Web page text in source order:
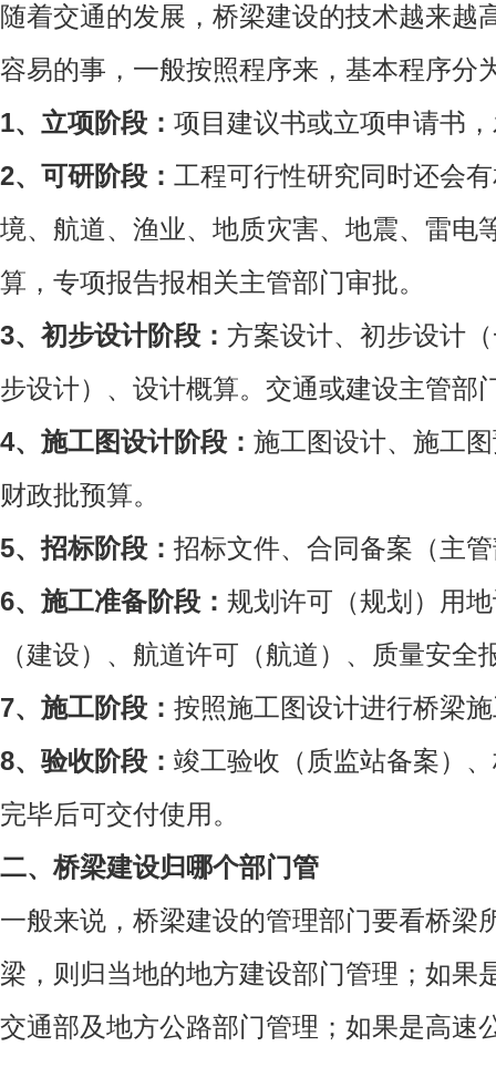
随着交通的发展，桥梁建设的技术越来越
容易的事，一般按照程序来，基本程序分
1、立项阶段： 项目建议书或立项申请书
2、可研阶段： 工程可行性研究同时还会
境、航道、渔业、地质灾害、地震、雷电
算，专项报告报相关主管部门审批。
3、初步设计阶段： 方案设计、初步设计
步设计）、设计概算。交通或建设主管部
4、施工图设计阶段： 施工图设计、施工
财政批预算。
5、招标阶段： 招标文件、合同备案（主
6、施工准备阶段： 规划许可（规划）用
（建设）、航道许可（航道）、质量安
7、施工阶段： 按照施工图设计进行桥梁
8、验收阶段： 竣工验收（质监站备案）
完毕后可交付使用。
二、桥梁建设归哪个部门管
一般来说，桥梁建设的管理部门要看桥梁
梁，则归当地的地方建设部门管理；如果
交通部及地方公路部门管理；如果是高速